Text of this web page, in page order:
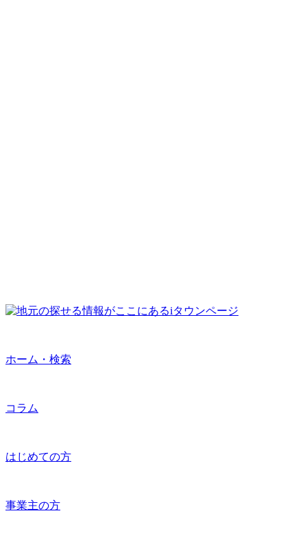
ホーム・検索
コラム
はじめての方
事業主の方